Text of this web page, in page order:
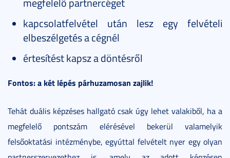
kapcsolatfelvétel után lesz egy felvételi
elbeszélgetés a cégnél
értesítést kapsz a döntésről
Fontos: a két lépés párhuzamosan zajlik!
Tehát duális képzéses hallgató csak úgy lehet valakiből, ha a
megfelelő pontszám elérésével bekerül valamelyik
felsőoktatási intézménybe, egyúttal felvételt nyer egy olyan